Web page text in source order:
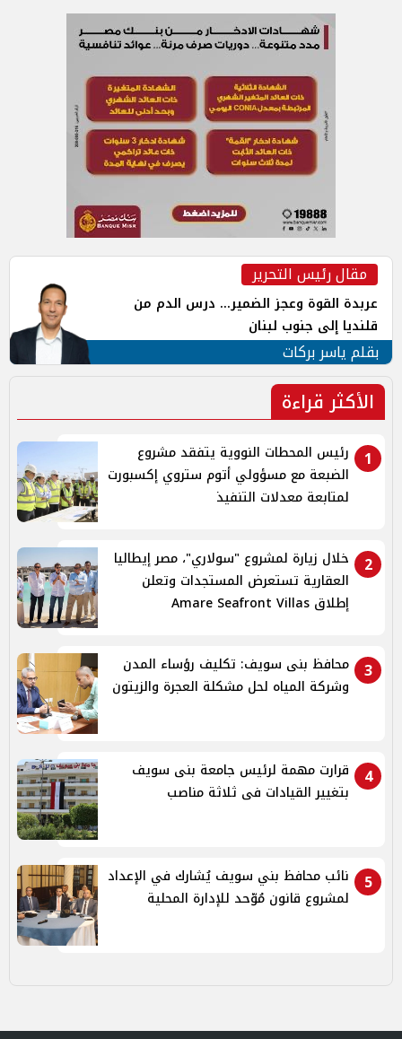
مقال رئيس التحرير
عربدة القوة وعجز الضمير... درس الدم من
قلنديا إلى جنوب لبنان
بقلم ياسر بركات
الأكثر قراءة
1
رئيس المحطات النووية يتفقد مشروع
الضبعة مع مسؤولي أتوم ستروي إكسبورت
لمتابعة معدلات التنفيذ
2
خلال زيارة لمشروع "سولاري"، مصر إيطاليا
العقارية تستعرض المستجدات وتعلن
إطلاق Amare Seafront Villas
3
محافظ بنى سويف: تكليف رؤساء المدن
وشركة المياه لحل مشكلة العجرة والزيتون
4
قرارت مهمة لرئيس جامعة بنى سويف
بتغيير القيادات فى ثلاثة مناصب
5
نائب محافظ بني سويف يُشارك في الإعداد
لمشروع قانون مُوّحد للإدارة المحلية